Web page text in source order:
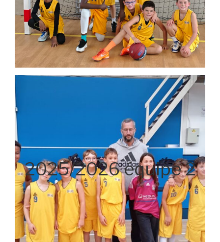
2025/2026 équipe 2